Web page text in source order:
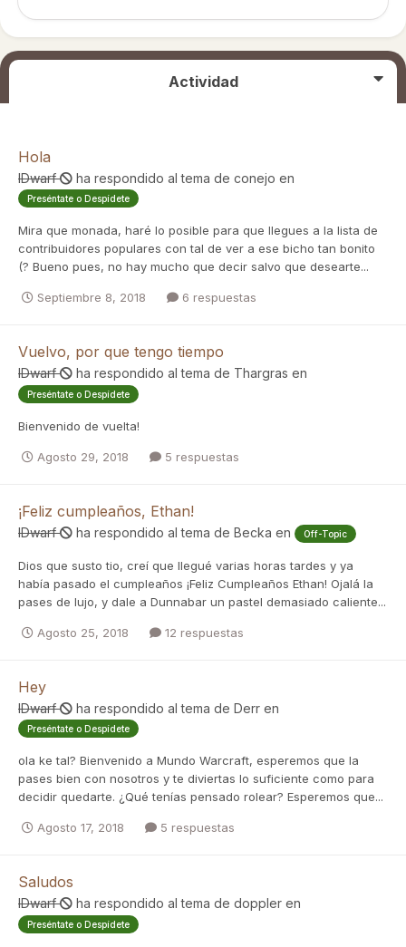
Actividad
Hola
IDwarf ha respondido al tema de conejo en
Preséntate o Despídete
Mira que monada, haré lo posible para que llegues a la lista de
contribuidores populares con tal de ver a ese bicho tan bonito
(? Bueno pues, no hay mucho que decir salvo que desearte...
Septiembre 8, 2018 6 respuestas
Vuelvo, por que tengo tiempo
IDwarf ha respondido al tema de Thargras en
Preséntate o Despídete
Bienvenido de vuelta!
Agosto 29, 2018 5 respuestas
¡Feliz cumpleaños, Ethan!
IDwarf ha respondido al tema de Becka en Off-Topic
Dios que susto tio, creí que llegué varias horas tardes y ya
había pasado el cumpleaños ¡Feliz Cumpleaños Ethan! Ojalá la
pases de lujo, y dale a Dunnabar un pastel demasiado caliente...
Agosto 25, 2018 12 respuestas
Hey
IDwarf ha respondido al tema de Derr en
Preséntate o Despídete
ola ke tal? Bienvenido a Mundo Warcraft, esperemos que la
pases bien con nosotros y te diviertas lo suficiente como para
decidir quedarte. ¿Qué tenías pensado rolear? Esperemos que...
Agosto 17, 2018 5 respuestas
Saludos
IDwarf ha respondido al tema de doppler en
Preséntate o Despídete